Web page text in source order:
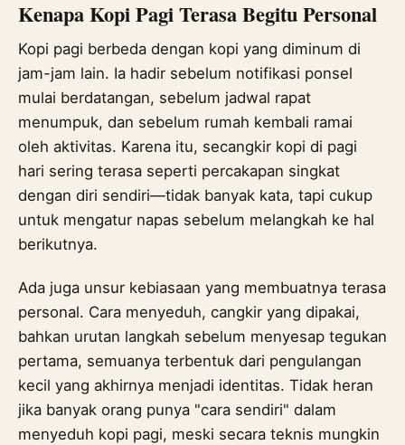
Kenapa Kopi Pagi Terasa Begitu Personal
Kopi pagi berbeda dengan kopi yang diminum di
jam-jam lain. Ia hadir sebelum notifikasi ponsel
mulai berdatangan, sebelum jadwal rapat
menumpuk, dan sebelum rumah kembali ramai
oleh aktivitas. Karena itu, secangkir kopi di pagi
hari sering terasa seperti percakapan singkat
dengan diri sendiri—tidak banyak kata, tapi cukup
untuk mengatur napas sebelum melangkah ke hal
berikutnya.
Ada juga unsur kebiasaan yang membuatnya terasa
personal. Cara menyeduh, cangkir yang dipakai,
bahkan urutan langkah sebelum menyesap tegukan
pertama, semuanya terbentuk dari pengulangan
kecil yang akhirnya menjadi identitas. Tidak heran
jika banyak orang punya "cara sendiri" dalam
menyeduh kopi pagi, meski secara teknis mungkin